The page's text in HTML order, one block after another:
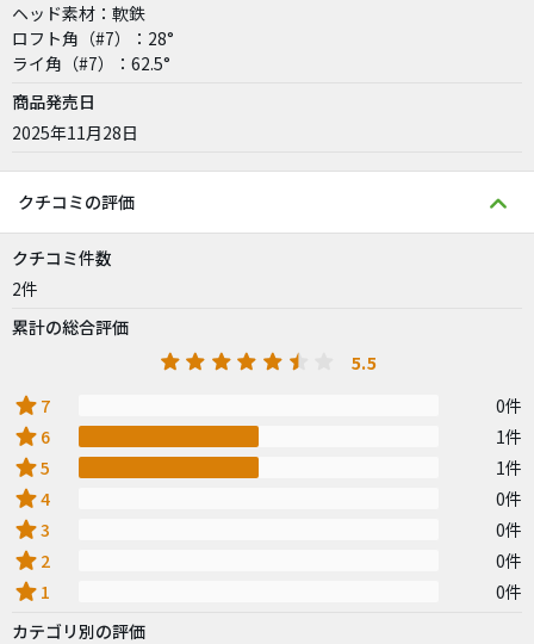
ヘッド素材：軟鉄
ロフト角（#7）：28°
ライ角（#7）：62.5°
商品発売日
2025年11月28日
クチコミの評価
クチコミ件数
2件
累計の総合評価
5.5
star 7 0件
star 6 1件
star5 1件
star4 0件
star3 0件
star 2 0件
star 1
0件
カテゴリ別の評価